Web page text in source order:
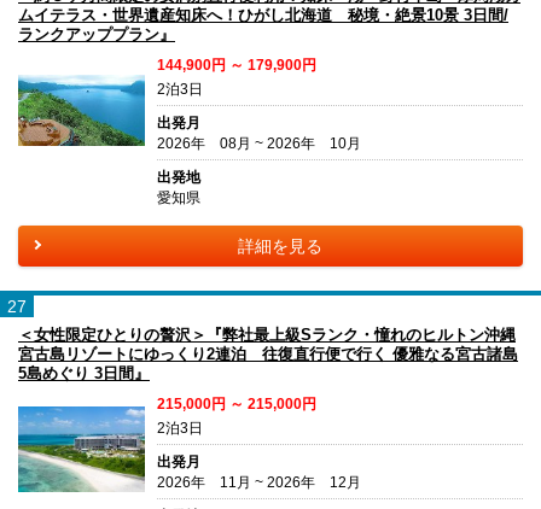
ムイテラス・世界遺産知床へ！ひがし北海道 秘境・絶景10景 3日間/
ランクアッププラン』
144,900円 ～ 179,900円
2泊3日
出発月
2026年 08月 ~ 2026年 10月
出発地
愛知県
詳細を見る
27
＜女性限定ひとりの贅沢＞『弊社最上級Sランク・憧れのヒルトン沖縄
宮古島リゾートにゆっくり2連泊 往復直行便で行く 優雅なる宮古諸島
5島めぐり 3日間』
215,000円 ～ 215,000円
2泊3日
出発月
2026年 11月 ~ 2026年 12月